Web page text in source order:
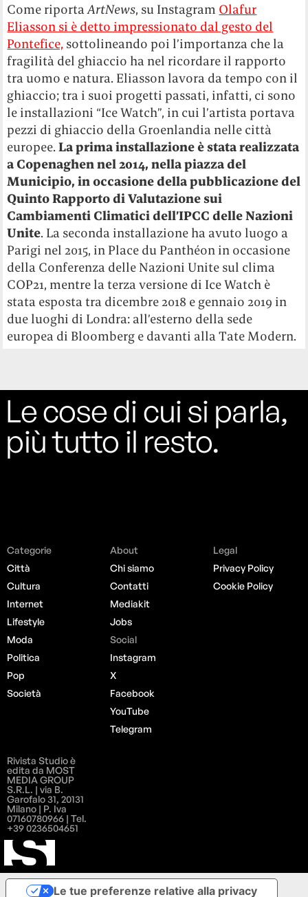
Come riportaArtNews, su Instagram Olafur
Eliasson si è detto impressionato dal gesto del
Pontefice, sottolineando poi l’importanza che la
fragilità del ghiaccio ha nel ricordare il rapporto
tra uomo e natura. Eliasson lavora da tempo con il
ghiaccio; tra i suoi progetti passati, infatti, ci sono
le installazioni “Ice Watch”, in cui l’artista portava
pezzi di ghiaccio della Groenlandia nelle città
europee.La prima installazione è stata realizzata
a Copenaghen nel 2014, nella piazza del
Municipio, in occasione della pubblicazione del
Quinto Rapporto di Valutazione sui
Cambiamenti Climatici dell’IPCC delle Nazioni
Unite. La seconda installazione ha avuto luogo a
Parigi nel 2015, in Place du Panthéon in occasione
della Conferenza delle Nazioni Unite sul clima
COP21, mentre la terza versione di Ice Watch è
stata esposta tra dicembre 2018 e gennaio 2019 in
due luoghi di Londra: all’esterno della sede
europea di Bloomberg e davanti alla Tate Modern.
Le cose di cui si parla,
più tutto il resto.
Categorie
Città
Cultura
Internet
Lifestyle
Moda
Politica
Pop
Società
About
Chi siamo
Contatti
Mediakit
Jobs
Social
Instagram
X
Facebook
YouTube
Telegram
Legal
Privacy Policy
Cookie Policy
Rivista Studio è
edita da MOST
MEDIA GROUP
S.R.L. | via B.
Garofalo 31, 20131
Milano | P. Iva
07160780966 | Tel.
+39 0236504651
Le tue preferenze relative alla privacy